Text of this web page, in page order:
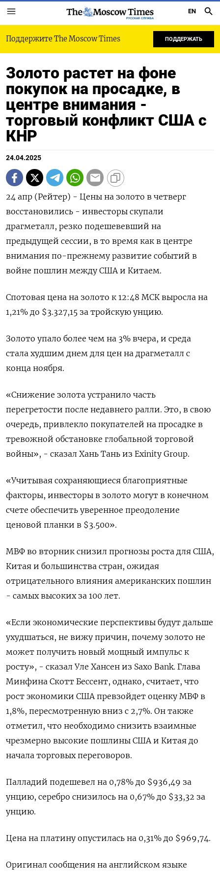
РУССКАЯ СЛУЖБА
EN
Поддержите The Moscow Times ПОДДЕРЖАТЬ
Золото растет на фоне
покупок на просадке, в
центре внимания -
торговый конфликт США с
КНР
24.04.2025
24 апр (Рейтер) - Цены на золото в четверг
восстановились - инвесторы скупали
драгметалл, резко подешевевший на
предыдущей сессии, в то время как в центре
внимания по-прежнему развитие событий в
войне пошлин между США и Китаем.
Спотовая цена на золото к 12:48 МСК выросла на
1,21% до $3.327,15​ за тройскую унцию.
Золото упало более чем на 3% вчера, и среда
стала худшим днем для цен на драгметалл с
конца ноября.
«Снижение золота устранило часть
перегретости после недавнего ралли. Это, в свою
очередь, привлекло покупателей на просадке в
тревожной обстановке глобальной торговой
войны», - сказал Хань Тань из Exinity Group.
«Учитывая сохраняющиеся благоприятные
факторы, инвесторы в золото могут в конечном
счете обеспечить уверенное преодоление
ценовой планки в $3.500».
МВФ во вторник снизил прогнозы роста для США,
Китая и большинства стран, ожидая
отрицательного влияния американских пошлин
- самых высоких за 100 лет.
«Если экономические перспективы будут дальше
ухудшаться, не вижу причин, почему золото не
может получить новый мощный импульс к
росту», - сказал Уле Хансен из Saxo Bank. Глава
Минфина Скотт Бессент, однако, считает, что
рост экономики США превзойдет оценку МВФ в
1,8%, пересмотренную вниз с 2,7%. Он также
отметил, что необходимо снизить взаимные
чрезмерно высокие пошлины США и Китая до
начала торговых переговоров.
Палладий подешевел на 0,78% до $936,49​​ за
унцию, серебро снизилось на 0,67% до $33,32​ за
унцию.
Цена на платину опустилась на 0,31% до $969,74.
Оригинал сообщения на английском языке